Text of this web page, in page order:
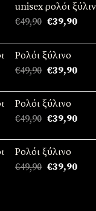
unisex ρολόι
€49,90 Original
was:
€49,90.
€39,90Η
τιμή
Ρολόι ξύλινο
€49,90 Original
was:
€49,90.
€39,90Η
τιμή
Ρολόι ξύλινο
€49,90 Original
was:
€49,90.
€39,90Η
τιμή
Ρολόι ξύλινο
€49,90 Original
€39,90Η